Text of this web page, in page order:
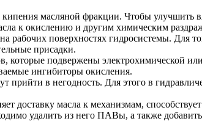
кипения масляной фракции. Чтобы улучшить
к окислению и другим химическим
рабочих поверхностях гидросистемы. Для
присадки.
которые подвержены электрохимической
ингибиторы окисления.
прийти в негодность. Для этого в
доставку масла к механизмам,
удалить из него ПАВы, а также